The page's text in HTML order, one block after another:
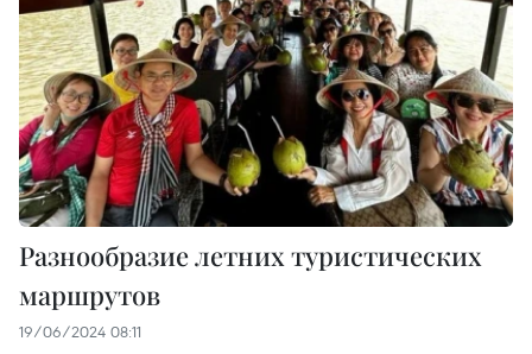
Разнообразие летних туристических
маршрутов
19/06/2024 08:11